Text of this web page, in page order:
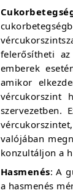
felerősítheti
emberek
amikor
vércukorszint
szervezetben.
valójában
konzultáljon a
Hasmenés: A
a hasmenés